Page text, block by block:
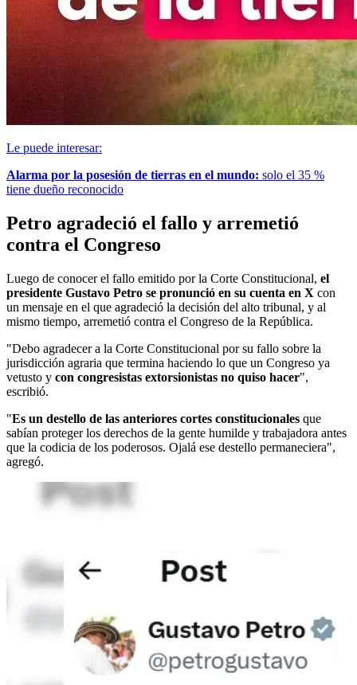
Le puede interesar:
Alarma por la posesión de tierras en el mundo: solo el 35 %
tiene dueño reconocido
Petro agradeció el fallo y arremetió
contra el Congreso
Luego de conocer el fallo emitido por la Corte Constitucional, el
presidente Gustavo Petro se pronunció en su cuenta en X con
un mensaje en el que agradeció la decisión del alto tribunal, y al
mismo tiempo, arremetió contra el Congreso de la República.
"Debo agradecer a la Corte Constitucional por su fallo sobre la
jurisdicción agraria que termina haciendo lo que un Congreso ya
vetusto y con congresistas extorsionistas no quiso hacer",
escribió.
"Es un destello de las anteriores cortes constitucionales que
sabían proteger los derechos de la gente humilde y trabajadora antes
que la codicia de los poderosos. Ojalá ese destello permaneciera",
agregó.